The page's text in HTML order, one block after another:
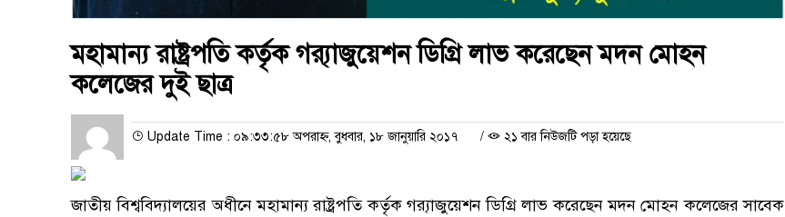
মহামান্য রাষ্ট্রপতি কর্তৃক গ্র‍্যাজুয়েশন ডিগ্রি লাভ করেছেন মদন মোহন
কলেজের দুই ছাত্র
Update Time : ০৯:৩৩:৫৮ অপরাহ্ন, বুধবার, ১৮ জানুয়ারি ২০১৭ / ২১ বার নিউজটি পড়া হয়েছে
জাতীয় বিশ্ববিদ্যালয়ের অধীনে মহামান্য রাষ্ট্রপতি কর্তৃক গ্র‍্যাজুয়েশন ডিগ্রি লাভ করেছেন মদন মোহন কলেজের সাবেক